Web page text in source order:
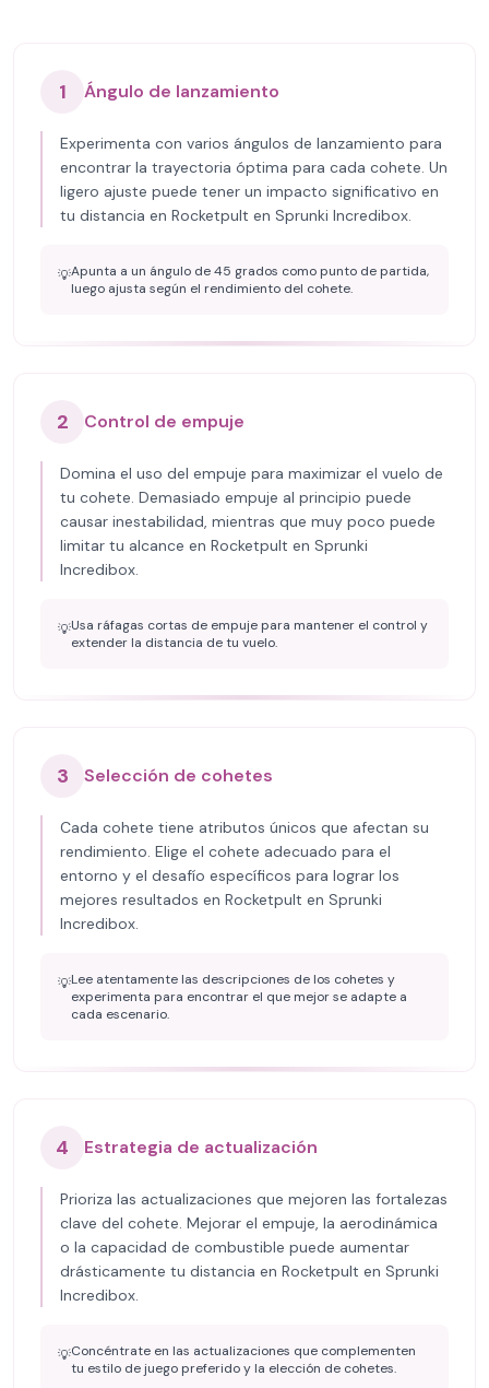
1 Ángulo de lanzamiento
Experimenta con varios ángulos de lanzamiento para
encontrar la trayectoria óptima para cada cohete. Un
ligero ajuste puede tener un impacto significativo en
tu distancia en Rocketpult en Sprunki Incredibox.
💡Apunta a un ángulo de 45 grados como punto de partida,
luego ajusta según el rendimiento del cohete.
2 Control de empuje
Domina el uso del empuje para maximizar el vuelo de
tu cohete. Demasiado empuje al principio puede
causar inestabilidad, mientras que muy poco puede
limitar tu alcance en Rocketpult en Sprunki
Incredibox.
💡Usa ráfagas cortas de empuje para mantener el control y
extender la distancia de tu vuelo.
3 Selección de cohetes
Cada cohete tiene atributos únicos que afectan su
rendimiento. Elige el cohete adecuado para el
entorno y el desafío específicos para lograr los
mejores resultados en Rocketpult en Sprunki
Incredibox.
💡Lee atentamente las descripciones de los cohetes y
experimenta para encontrar el que mejor se adapte a
cada escenario.
4 Estrategia de actualización
Prioriza las actualizaciones que mejoren las fortalezas
clave del cohete. Mejorar el empuje, la aerodinámica
o la capacidad de combustible puede aumentar
drásticamente tu distancia en Rocketpult en Sprunki
Incredibox.
💡Concéntrate en las actualizaciones que complementen
tu estilo de juego preferido y la elección de cohetes.